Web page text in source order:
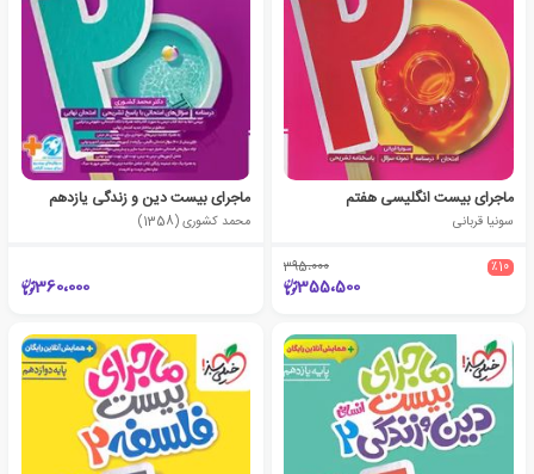
ماجرای بیست انگلیسی هفتم
سونیا قربانی
٪10 395،000
355،500
ماجرای بیست دین و زندگی یازدهم
محمد کشوری (1358)
360،000